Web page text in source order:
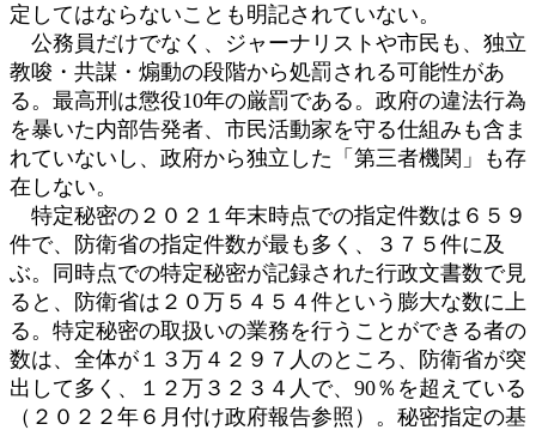
定してはならないことも明記されていない。
公務員だけでなく、ジャーナリストや市民も、独立
教唆・共謀・煽動の段階から処罰される可能性があ
る。最高刑は懲役10年の厳罰である。政府の違法行為
を暴いた内部告発者、市民活動家を守る仕組みも含ま
れていないし、政府から独立した「第三者機関」も存
在しない。
特定秘密の２０２１年末時点での指定件数は６５９
件で、防衛省の指定件数が最も多く、３７５件に及
ぶ。同時点での特定秘密が記録された行政文書数で見
ると、防衛省は２０万５４５４件という膨大な数に上
る。特定秘密の取扱いの業務を行うことができる者の
数は、全体が１３万４２９７人のところ、防衛省が突
出して多く、１２万３２３４人で、90％を超えている
（２０２２年６月付け政府報告参照）。秘密指定の基